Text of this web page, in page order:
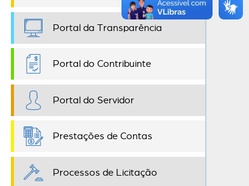
Portal da Transparência
Portal do Contribuinte
Portal do Servidor
Prestações de Contas
Processos de Licitação